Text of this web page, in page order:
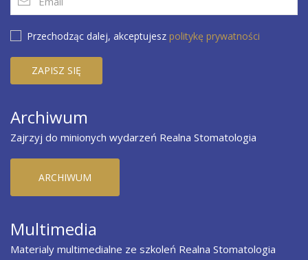
Przechodząc dalej, akceptujesz politykę prywatności
Archiwum
Zajrzyj do minionych wydarzeń Realna Stomatologia
ARCHIWUM
Multimedia
Materialy multimedialne ze szkoleń Realna Stomatologia